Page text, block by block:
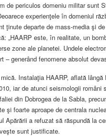
de periculos domeniu militar sunt
experienţele în domeniul
ţinute departe de mass-media şi
„HAARP este, în realitate, un
zone ale planetei. Undele
– generând fenomene absolut
Instalaţia HAARP, aflată lângă
iar de atunci seismologii români
din Dobrogea de la Sabla,
şi foarte aproape de centrala
Apărării a refuzat să răspundă la
sunt justificate.